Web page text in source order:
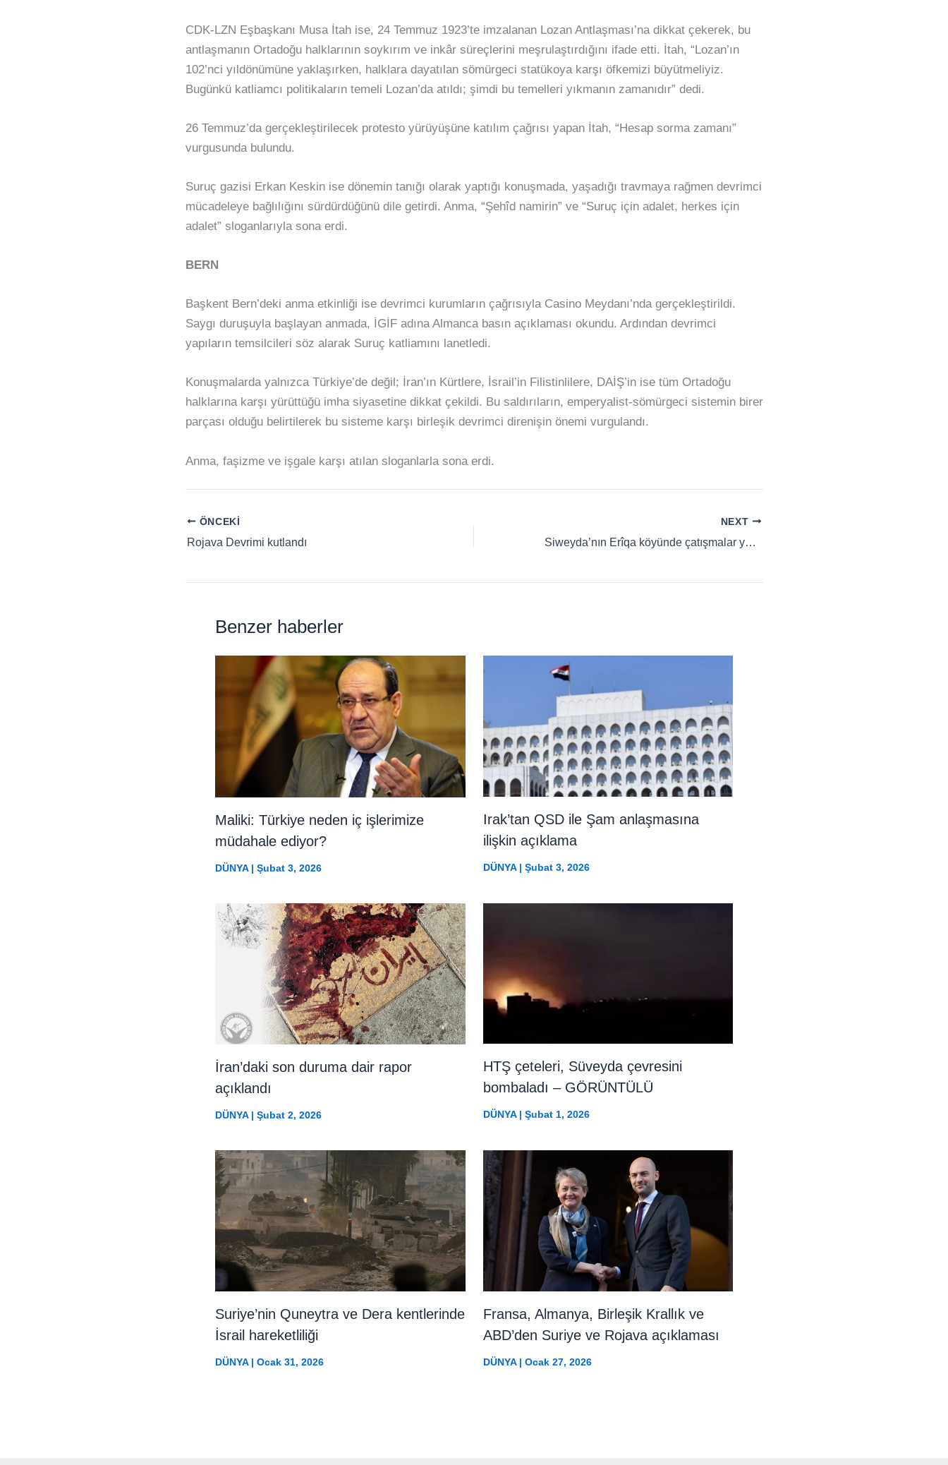
CDK-LZN Eşbaşkanı Musa İtah ise, 24 Temmuz 1923’te imzalanan Lozan Antlaşması’na dikkat çekerek, bu
antlaşmanın Ortadoğu halklarının soykırım ve inkâr süreçlerini meşrulaştırdığını ifade etti. İtah, “Lozan’ın
102’nci yıldönümüne yaklaşırken, halklara dayatılan sömürgeci statükoya karşı öfkemizi büyütmeliyiz.
Bugünkü katliamcı politikaların temeli Lozan’da atıldı; şimdi bu temelleri yıkmanın zamanıdır” dedi.
26 Temmuz’da gerçekleştirilecek protesto yürüyüşüne katılım çağrısı yapan İtah, “Hesap sorma zamanı”
vurgusunda bulundu.
Suruç gazisi Erkan Keskin ise dönemin tanığı olarak yaptığı konuşmada, yaşadığı travmaya rağmen devrimci
mücadeleye bağlılığını sürdürdüğünü dile getirdi. Anma, “Şehîd namirin” ve “Suruç için adalet, herkes için
adalet” sloganlarıyla sona erdi.
BERN
Başkent Bern’deki anma etkinliği ise devrimci kurumların çağrısıyla Casino Meydanı’nda gerçekleştirildi.
Saygı duruşuyla başlayan anmada, İGİF adına Almanca basın açıklaması okundu. Ardından devrimci
yapıların temsilcileri söz alarak Suruç katliamını lanetledi.
Konuşmalarda yalnızca Türkiye’de değil; İran’ın Kürtlere, İsrail’in Filistinlilere, DAİŞ’in ise tüm Ortadoğu
halklarına karşı yürüttüğü imha siyasetine dikkat çekildi. Bu saldırıların, emperyalist-sömürgeci sistemin birer
parçası olduğu belirtilerek bu sisteme karşı birleşik devrimci direnişin önemi vurgulandı.
Anma, faşizme ve işgale karşı atılan sloganlarla sona erdi.
ÖNCEKI
Rojava Devrimi kutlandı
NEXT
Siweyda’nın Erîqa köyünde çatışmalar yaşanıyor
Benzer haberler
Maliki: Türkiye neden iç işlerimize
müdahale ediyor?
DÜNYA| Şubat 3, 2026
Irak’tan QSD ile Şam anlaşmasına
ilişkin açıklama
DÜNYA| Şubat 3, 2026
İran’daki son duruma dair rapor
açıklandı
DÜNYA| Şubat 2, 2026
HTŞ çeteleri, Süveyda çevresini
bombaladı – GÖRÜNTÜLÜ
DÜNYA| Şubat 1, 2026
Suriye’nin Quneytra ve Dera kentlerinde
İsrail hareketliliği
DÜNYA| Ocak 31, 2026
Fransa, Almanya, Birleşik Krallık ve
ABD’den Suriye ve Rojava açıklaması
DÜNYA| Ocak 27, 2026